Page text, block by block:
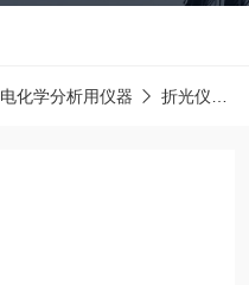
电化学分析用仪器 折光仪